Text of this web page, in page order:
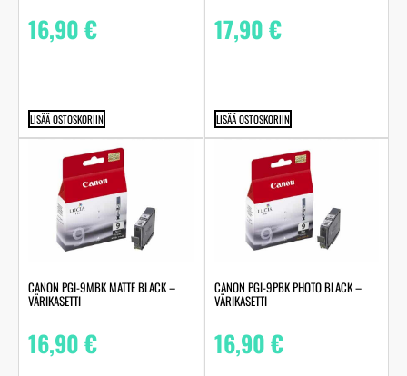
16,90€
LISÄÄ OSTOSKORIIN
17,90€
LISÄÄ OSTOSKORIIN
CANON PGI-9MBK MATTE BLACK –
VÄRIKASETTI
16,90€
CANON PGI-9PBK PHOTO BLACK –
VÄRIKASETTI
16,90€